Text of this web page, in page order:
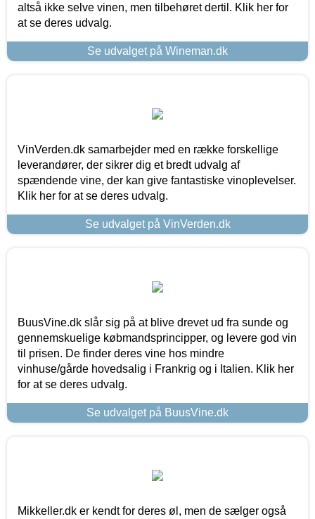
altså ikke selve vinen, men tilbehøret dertil. Klik her for
at se deres udvalg.
Se udvalget på Wineman.dk
VinVerden.dk samarbejder med en række forskellige
leverandører, der sikrer dig et bredt udvalg af
spændende vine, der kan give fantastiske vinoplevelser.
Klik her for at se deres udvalg.
Se udvalget på VinVerden.dk
BuusVine.dk slår sig på at blive drevet ud fra sunde og
gennemskuelige købmandsprincipper, og levere god vin
til prisen. De finder deres vine hos mindre
vinhuse/gårde hovedsalig i Frankrig og i Italien. Klik her
for at se deres udvalg.
Se udvalget på BuusVine.dk
Mikkeller.dk er kendt for deres øl, men de sælger også